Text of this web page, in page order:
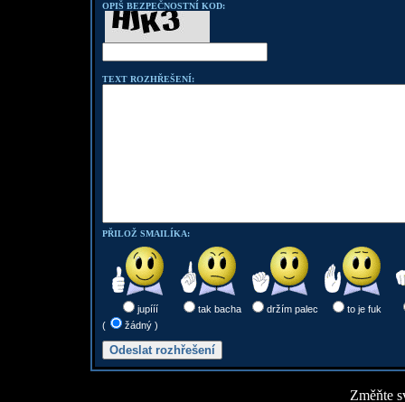
OPIŠ BEZPEČNOSTNÍ KOD:
TEXT ROZHŘEŠENÍ:
PŘILOŽ SMAILÍKA:
jupííí tak bacha držím palec
to je fuk
(
žádný )
Změňte